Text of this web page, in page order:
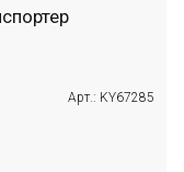
Арт.: KY67285